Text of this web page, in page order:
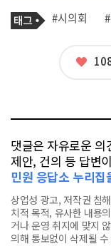
기
사
태
그
#시의회
좋
댓글은 자유로운
제안, 건의 등 답변
민원 응답소 누리집
상업성 광고, 저작권 침
치적 목적, 유사한 내용
거나 운영 취지에 맞지
의해 통보없이 삭제될